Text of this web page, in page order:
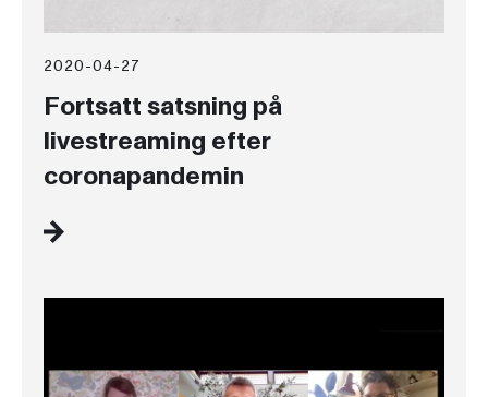
2020-04-27
Fortsatt satsning på
livestreaming efter
coronapandemin